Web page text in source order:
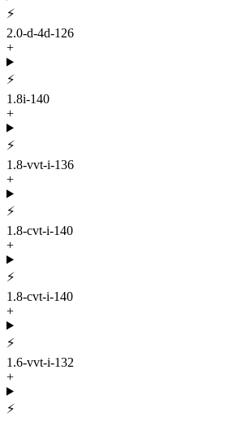
⚡
2.0-d-4d-126
+
⚡
1.8i-140
+
⚡
1.8-vvt-i-136
+
⚡
1.8-cvt-i-140
+
⚡
1.8-cvt-i-140
+
⚡
1.6-vvt-i-132
+
⚡